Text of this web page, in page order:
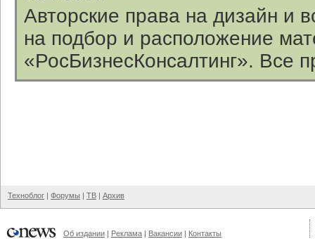
Авторские права на дизайн и
на подбор и расположение
«РосБизнесКонсалтинг». Все
Техноблог | Форумы | ТВ | Архив
Об издании | Реклама | Вакансии | Контакты